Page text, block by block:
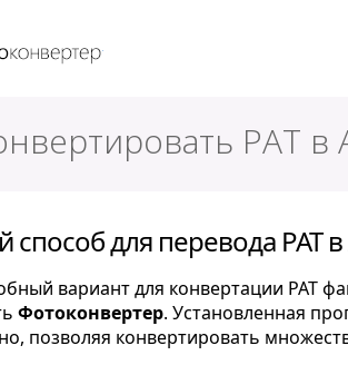
PAT в
для перевода PAT в
вариант для конвертации PAT
Фотоконвертер. Установленная
позволяя конвертировать